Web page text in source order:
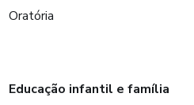
Oratória
Educação infantil e família